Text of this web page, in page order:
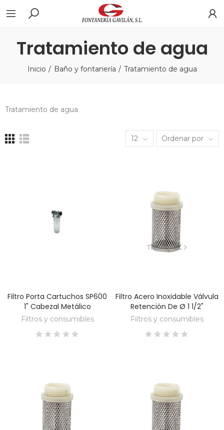
Tratamiento de agua
Inicio Baño y fontanería Tratamiento de agua
Tratamiento de agua
12 Ordenar por
DESCUBRE
Filtro Porta Cartuchos SP600
1" Cabezal Metálico
Filtros y consumibles
DESCUBRE
Filtro Acero Inoxidable Válvula
Retención De Ø 1 1/2"
Filtros y consumibles